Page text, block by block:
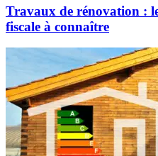
Travaux de rénovation :
fiscale à connaître